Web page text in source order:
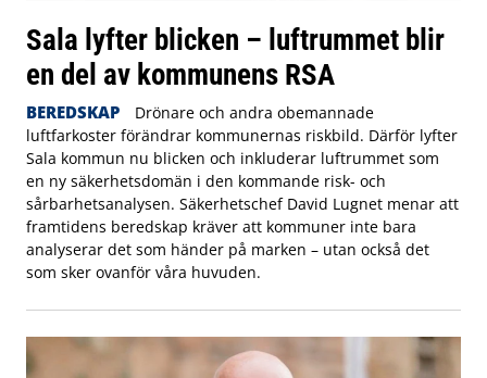
Sala lyfter blicken – luftrummet blir
en del av kommunens RSA
BEREDSKAP
Drönare och andra obemannade
luftfarkoster förändrar kommunernas riskbild. Därför lyfter
Sala kommun nu blicken och inkluderar luftrummet som
en ny säkerhetsdomän i den kommande risk- och
sårbarhetsanalysen. Säkerhetschef David Lugnet menar att
framtidens beredskap kräver att kommuner inte bara
analyserar det som händer på marken – utan också det
som sker ovanför våra huvuden.